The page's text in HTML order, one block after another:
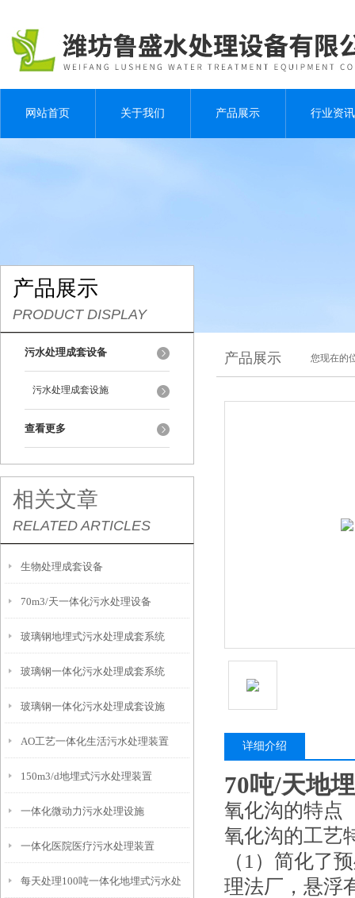
网站首页 关于我们 产品展示 行业资讯
产品展示
PRODUCT DISPLAY
污水处理成套设备
污水处理成套设施
查看更多
相关文章
RELATED ARTICLES
生物处理成套设备
70m3/天一体化污水处理设备
玻璃钢地埋式污水处理成套系统
玻璃钢一体化污水处理成套系统
玻璃钢一体化污水处理成套设施
AO工艺一体化生活污水处理装置
150m3/d地埋式污水处理装置
一体化微动力污水处理设施
一体化医院医疗污水处理装置
每天处理100吨一体化地埋式污水处
产品展示 您现在的
详细介绍
70吨/天地
氧化沟的特点
氧化沟的工艺
（1）简化了
理法厂，悬浮